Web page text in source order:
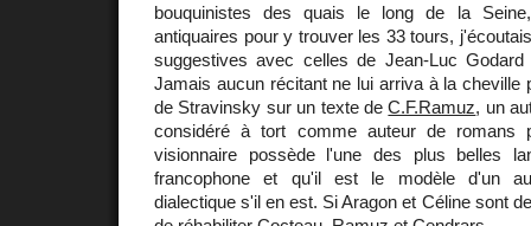
bouquinistes des quais le long de la
antiquaires pour y trouver les 33 tours,
suggestives avec celles de Jean-Luc
Jamais aucun récitant ne lui arriva à la cheville
de Stravinsky sur un texte deC.F.Ramuz, un
considéré à tort comme auteur de romans
visionnaire possède l'une des plus belles
francophone et qu'il est le modèle d'un
dialectique s'il en est. Si Aragon et Céline sont